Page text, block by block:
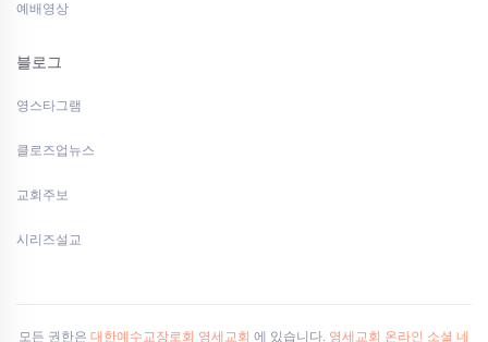
예배영상
블로그
영스타그램
클로즈업뉴스
교회주보
시리즈설교
모든 권한은 대한예수교장로회 영세교회 에 있습니다. 영세교회 온라인 소셜 네